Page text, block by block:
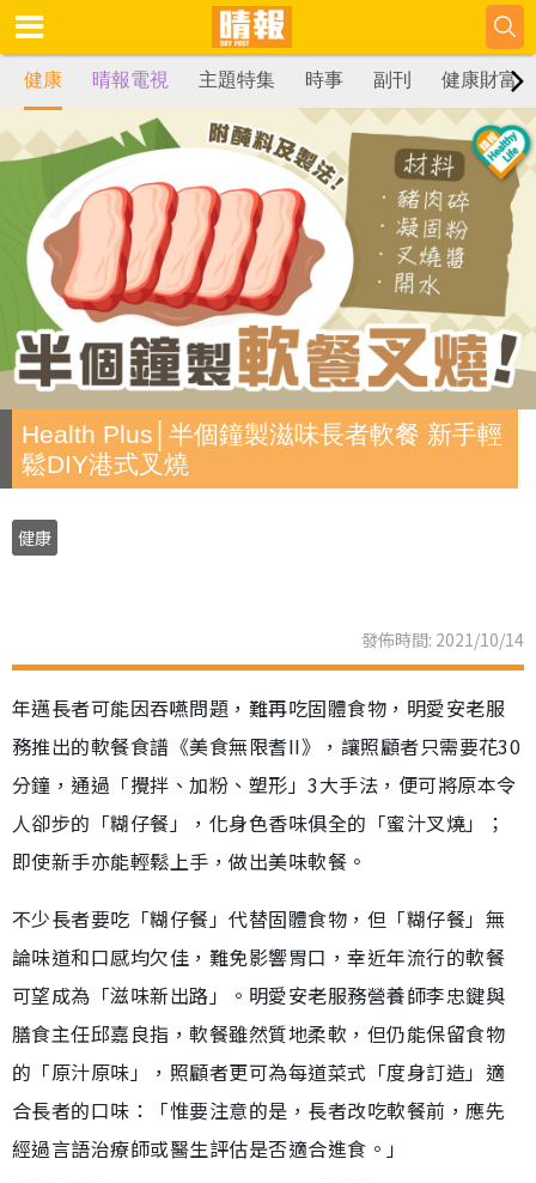
健康 晴報電視 主題特集 時事 副刊 健康財富
Health Plus│半個鐘製滋味長者軟餐 新手輕
鬆DIY港式叉燒
健康
發佈時間: 2021/10/14
年邁長者可能因吞嚥問題，難再吃固體食物，明愛安老服
務推出的軟餐食譜《美食無限耆II》，讓照顧者只需要花30
分鐘，通過「攪拌、加粉、塑形」3大手法，便可將原本令
人卻步的「糊仔餐」，化身色香味俱全的「蜜汁叉燒」；
即使新手亦能輕鬆上手，做出美味軟餐。
不少長者要吃「糊仔餐」代替固體食物，但「糊仔餐」無
論味道和口感均欠佳，難免影響胃口，幸近年流行的軟餐
可望成為「滋味新出路」。明愛安老服務營養師李忠鍵與
膳食主任邱嘉良指，軟餐雖然質地柔軟，但仍能保留食物
的「原汁原味」，照顧者更可為每道菜式「度身訂造」適
合長者的口味：「惟要注意的是，長者改吃軟餐前，應先
經過言語治療師或醫生評估是否適合進食。」